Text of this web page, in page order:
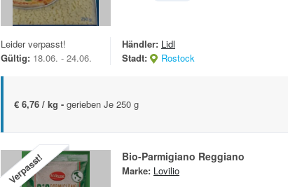
Leider verpasst!
Gültig: 18.06. - 24.06.
Händler: Lidl
Stadt:
Rostock
€ 6,76 / kg - gerieben Je 250 g
Verpasst! Bio-Parmigiano Reggiano
Marke: Lovilio